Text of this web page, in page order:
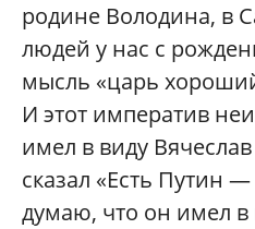
родине Володина, в
людей у нас с
мысль «царь
И этот императив
имел в виду
сказал «Есть Путин —
думаю, что он имел в